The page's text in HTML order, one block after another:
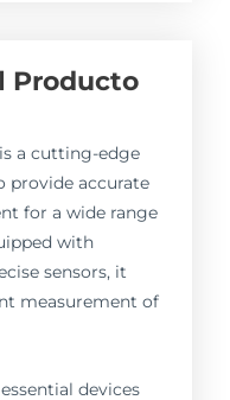
Producto
a cutting-edge
provide accurate
for a wide range
with
sensors, it
measurement of
devices